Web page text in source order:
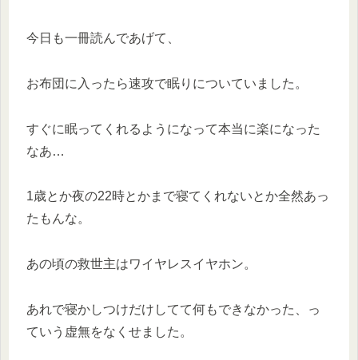
今日も一冊読んであげて、
お布団に入ったら速攻で眠りについていました。
すぐに眠ってくれるようになって本当に楽になった
なあ…
1歳とか夜の22時とかまで寝てくれないとか全然あっ
たもんな。
あの頃の救世主はワイヤレスイヤホン。
あれで寝かしつけだけしてて何もできなかった、っ
ていう虚無をなくせました。